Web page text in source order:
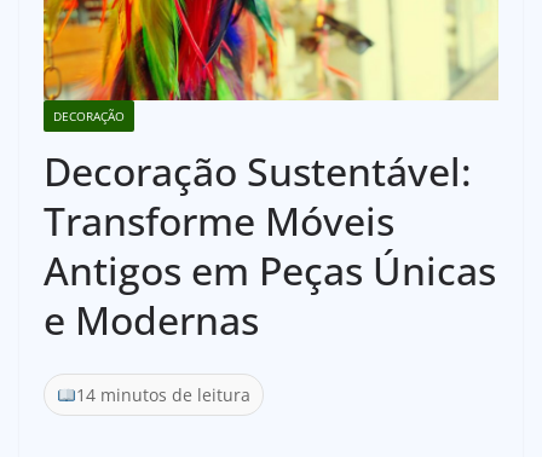
DECORAÇÃO
Decoração Sustentável:
Transforme Móveis
Antigos em Peças Únicas
e Modernas
14 minutos de leitura